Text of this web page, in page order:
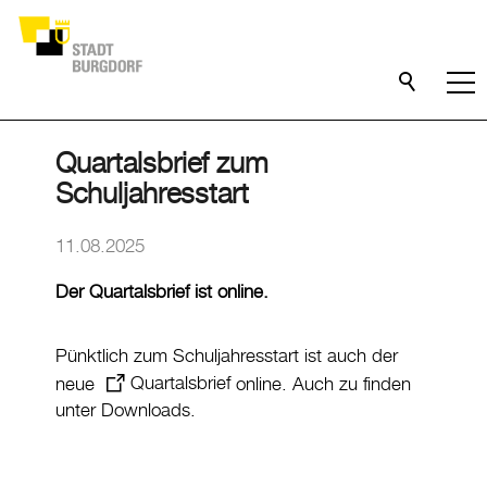
Quartalsbrief zum
Schuljahresstart
11.08.2025
Der Quartalsbrief ist online.
Pünktlich zum Schuljahresstart ist auch der
neue
Quartalsbrief online. Auch zu finden
unter Downloads.